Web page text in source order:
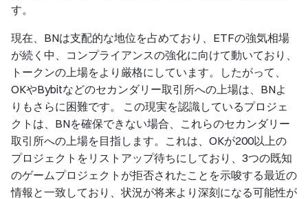
す。
現在、BNは支配的な地位を占めており、ETFの強気相場
が続く中、コンプライアンスの強化に向けて動いており、
トークンの上場をより厳格にしています。したがって、
OKやBybitなどのセカンダリー取引所への上場は、BNよ
りもさらに困難です。 この現実を認識しているプロジェ
クトは、BNを確保できない場合、これらのセカンダリー
取引所への上場を目指します。これは、OKが200以上の
プロジェクトをリストアップ待ちにしており、3つの既知
のゲームプロジェクトが拒否されたことを示唆する最近の
情報と一致しており、状況が将来より深刻になる可能性が